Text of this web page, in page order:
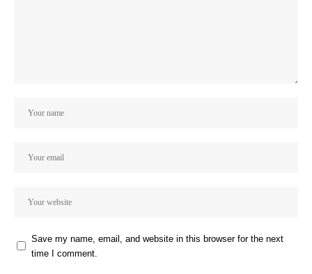
Save my name, email, and website in this browser for the next
time I comment.